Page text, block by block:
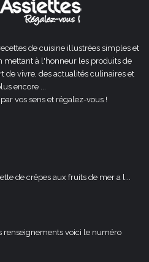
de cuisine illustrées simples et
mettant à l'honneur les produits de
de vivre, des actualités culinaires et
encore ...
vos sens et régalez-vous !
de crêpes aux fruits de mer a l...
renseignements voici le numéro